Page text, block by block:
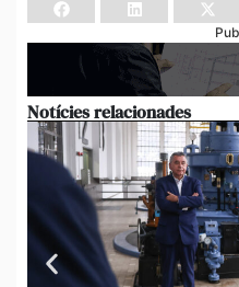
Notícies relacionades